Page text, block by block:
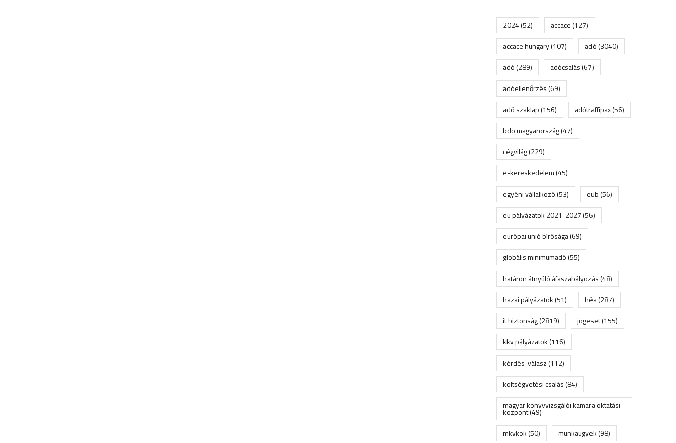
2024(52) accace(127)
accace hungary(107) adó(3040)
adó(289) adócsalás(67)
adóellenőrzés(69)
adó szaklap(156) adótraffipax(56)
bdo magyarország(47)
cégvilág(229)
e-kereskedelem(45)
egyéni vállalkozó(53) eub(56)
eu pályázatok 2021-2027(56)
európai unió bírósága(69)
globális minimumadó(55)
határon átnyúló áfaszabályozás(48)
hazai pályázatok(51) héa(287)
it biztonság(2819) jogeset(155)
kkv pályázatok(116)
kérdés-válasz(112)
költségvetési csalás(84)
magyar könyvvizsgálói kamara oktatási
központ(49)
mkvkok(50) munkaügyek(98)